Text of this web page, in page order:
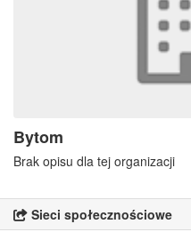
Bytom
Brak opisu dla tej organizacji
Sieci społecznościowe